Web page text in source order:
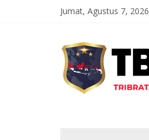
Jumat, Agustus 7, 2026